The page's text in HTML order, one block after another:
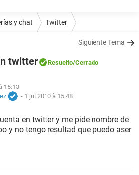
y chat Twitter
Siguiente Tema
twitter Resuelto/Cerrado
15:13
- 1 jul 2010 à 15:48
en twitter y me pide nombre de
y no tengo resultad que puedo aser